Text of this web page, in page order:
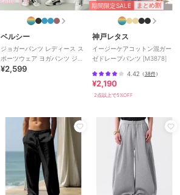
アットマーベラス
zutty
パンツ ／ その他パンツ
メンズ
ブラック、グレー、ネイビー、レ
ッド、オフホワイト、イエロー
S,M,L,XL,XXL
スウェット(TCミニ裏毛)-ポリエス
テル65%、綿35%
ベルシー
ジョガーパンツ レディース ス
ポーツウェア ヨガパンツ ジム
ウェア ナイロンパンツ 大きい
¥2,599
期間限定SALE まとめ割
神戸レタス
イージーケアコットン混ガー
ゼドレープパンツ [M3878]
4.42 （38件）
¥2,190
2点以上で5%OFF